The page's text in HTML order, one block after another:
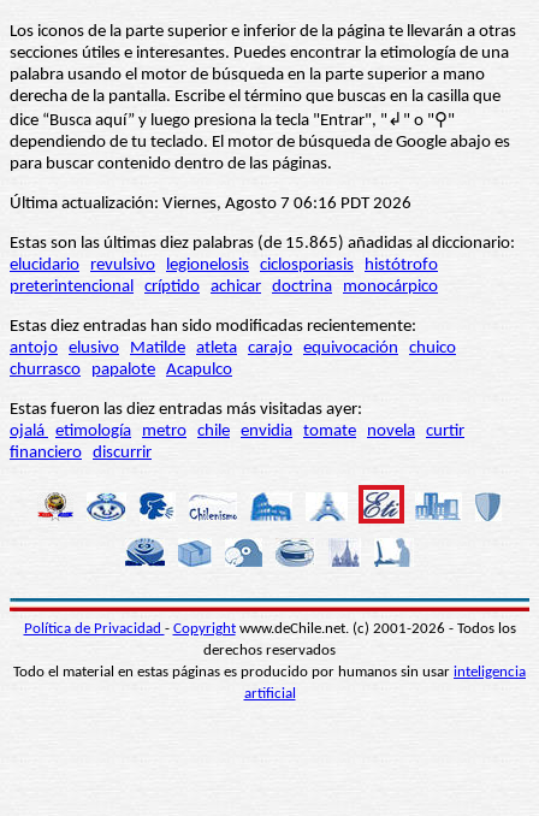
Los iconos de la parte superior e inferior de la página te llevarán a otras
secciones útiles e interesantes. Puedes encontrar la etimología de una
palabra usando el motor de búsqueda en la parte superior a mano
derecha de la pantalla. Escribe el término que buscas en la casilla que
dice “Busca aquí” y luego presiona la tecla "Entrar", "↲" o "⚲"
dependiendo de tu teclado. El motor de búsqueda de Google abajo es
para buscar contenido dentro de las páginas.
Última actualización: Viernes, Agosto 7 06:16 PDT 2026
Estas son las últimas diez palabras (de 15.865) añadidas al diccionario:
elucidario
revulsivo legionelosis ciclosporiasis
histótrofo
preterintencional
críptido achicar doctrina monocárpico
Estas diez entradas han sido modificadas recientemente:
antojo elusivo Matilde atleta carajo equivocación
chuico
churrasco
papalote Acapulco
Estas fueron las diez entradas más visitadas ayer:
ojalá etimología metro chile envidia tomate novela curtir
financiero discurrir
Política de Privacidad - Copyrightwww.deChile.net. (c) 2001-2026 - Todos los
derechos reservados
Todo el material en estas páginas es producido por humanos sin usar inteligencia
artificial